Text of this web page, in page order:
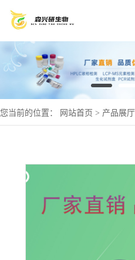
您当前的位置： 网站首页 > 产品展厅